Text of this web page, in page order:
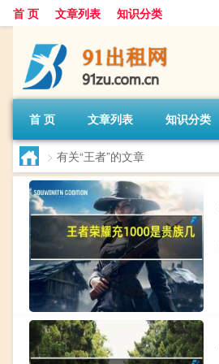
首 页 文章列表 知识分类
首 页 文章列表 知识分类
> 有关“王者”的文章